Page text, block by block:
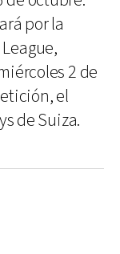
por la
2 de
el
de Suiza.